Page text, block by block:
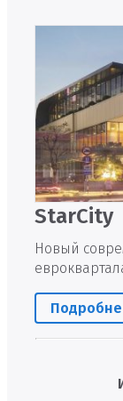
StarCity
Новый